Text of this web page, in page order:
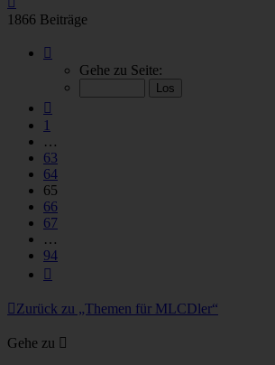
oben
1866 Beiträge
65
Gehe zu Seite:
1
…
63
64
65
66
67
…
94
Zurück zu „Themen für MLCDler“
Gehe zu